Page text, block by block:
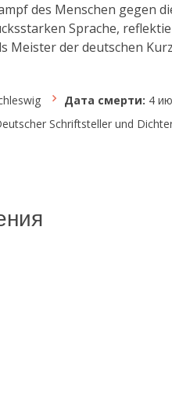
des Menschen gegen
Sprache,
Meister der deutschen
Дата смерти: 4
Schriftsteller und